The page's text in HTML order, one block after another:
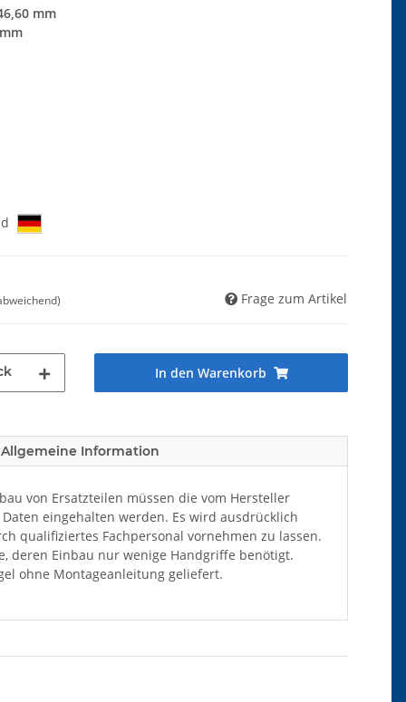
mm
Frage zum Artikel
In den Warenkorb
Allgemeine Information
von Ersatzteilen müssen die vom Hersteller
eingehalten werden. Es wird ausdrücklich
qualifiziertes Fachpersonal vornehmen zu lassen.
deren Einbau nur wenige Handgriffe benötigt.
ohne Montageanleitung geliefert.